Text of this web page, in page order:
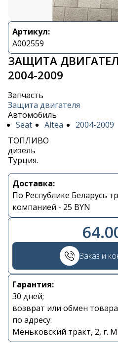
Артикул:
A002559
ЗАЩИТА
2004-2009
Запчасть
Защита двигателя
Автомобиль
Seat
Altea
2004-2009
ТОПЛИВО
дизель
Турция.
Доставка:
По Республике Беларусь
компанией - 25 BYN
Заказ и
Гарантия:
30 дней;
возврат или обмен
по адресу:
Меньковский тракт, 2, г.
Контакты
+375 29 870 15
Viber
shupik21@bk.ru